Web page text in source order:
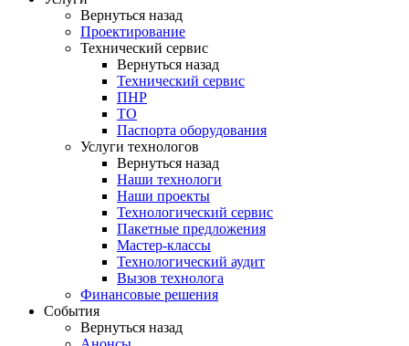
Вернуться назад
Проектирование
Технический сервис
Вернуться назад
Технический сервис
ПНР
ТО
Паспорта оборудования
Услуги технологов
Вернуться назад
Наши технологи
Наши проекты
Технологический сервис
Пакетные предложения
Мастер-классы
Технологический аудит
Вызов технолога
Финансовые решения
События
Вернуться назад